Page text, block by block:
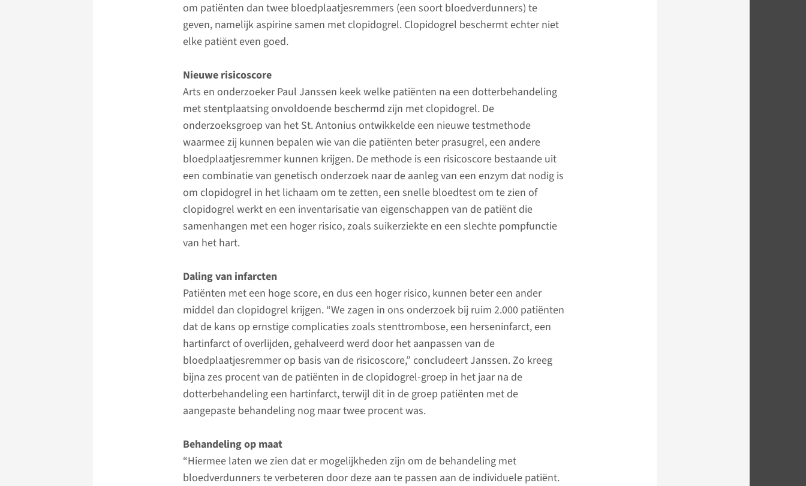
om patiënten dan twee bloedplaatjesremmers (een soort bloedverdunners) te
geven, namelijk aspirine samen met clopidogrel. Clopidogrel beschermt echter niet
elke patiënt even goed.
Nieuwe risicoscore
Arts en onderzoeker Paul Janssen keek welke patiënten na een dotterbehandeling
met stentplaatsing onvoldoende beschermd zijn met clopidogrel. De
onderzoeksgroep van het St. Antonius ontwikkelde een nieuwe testmethode
waarmee zij kunnen bepalen wie van die patiënten beter prasugrel, een andere
bloedplaatjesremmer kunnen krijgen. De methode is een risicoscore bestaande uit
een combinatie van genetisch onderzoek naar de aanleg van een enzym dat nodig is
om clopidogrel in het lichaam om te zetten, een snelle bloedtest om te zien of
clopidogrel werkt en een inventarisatie van eigenschappen van de patiënt die
samenhangen met een hoger risico, zoals suikerziekte en een slechte pompfunctie
van het hart.
Daling van infarcten
Patiënten met een hoge score, en dus een hoger risico, kunnen beter een ander
middel dan clopidogrel krijgen. “We zagen in ons onderzoek bij ruim 2.000 patiënten
dat de kans op ernstige complicaties zoals stenttrombose, een herseninfarct, een
hartinfarct of overlijden, gehalveerd werd door het aanpassen van de
bloedplaatjesremmer op basis van de risicoscore,” concludeert Janssen. Zo kreeg
bijna zes procent van de patiënten in de clopidogrel-groep in het jaar na de
dotterbehandeling een hartinfarct, terwijl dit in de groep patiënten met de
aangepaste behandeling nog maar twee procent was.
Behandeling op maat
“Hiermee laten we zien dat er mogelijkheden zijn om de behandeling met
bloedverdunners te verbeteren door deze aan te passen aan de individuele patiënt.